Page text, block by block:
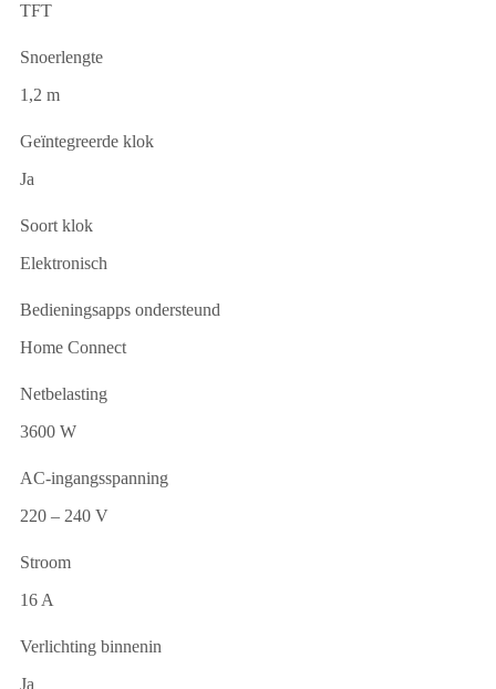
TFT
Snoerlengte
1,2 m
Geïntegreerde klok
Ja
Soort klok
Elektronisch
Bedieningsapps ondersteund
Home Connect
Netbelasting
3600 W
AC-ingangsspanning
220 – 240 V
Stroom
16 A
Verlichting binnenin
Ja